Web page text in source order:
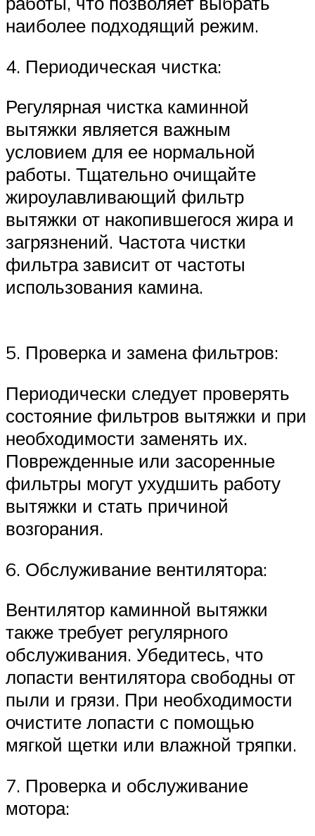
наиболее подходящий режим.
4. Периодическая чистка:
Регулярная чистка каминной
вытяжки является важным
условием для ее нормальной
работы. Тщательно очищайте
жироулавливающий фильтр
вытяжки от накопившегося жира и
загрязнений. Частота чистки
фильтра зависит от частоты
использования камина.
5. Проверка и замена фильтров:
Периодически следует проверять
состояние фильтров вытяжки и при
необходимости заменять их.
Поврежденные или засоренные
фильтры могут ухудшить работу
вытяжки и стать причиной
возгорания.
6. Обслуживание вентилятора:
Вентилятор каминной вытяжки
также требует регулярного
обслуживания. Убедитесь, что
лопасти вентилятора свободны от
пыли и грязи. При необходимости
очистите лопасти с помощью
мягкой щетки или влажной тряпки.
7. Проверка и обслуживание
мотора: